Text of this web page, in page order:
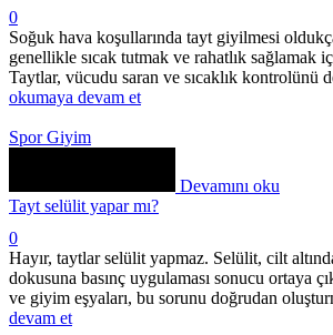
0
Soğuk hava koşullarında tayt giyilmesi
genellikle sıcak tutmak ve rahatlık sağlamak
Taytlar, vücudu saran ve sıcaklık kontrolünü
okumaya devam et
Spor Giyim
Devamını oku
Tayt selülit yapar mı?
0
Hayır, taytlar selülit yapmaz. Selülit, cilt
dokusuna basınç uygulaması sonucu ortaya
ve giyim eşyaları, bu sorunu doğrudan
devam et